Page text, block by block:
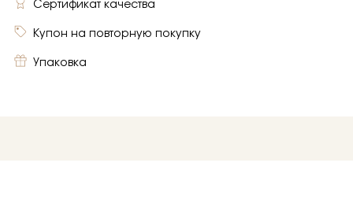
Сертификат качества
Купон на повторную покупку
Упаковка